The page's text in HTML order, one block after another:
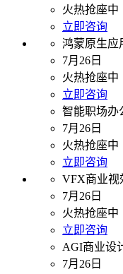
火热抢座中
立即咨询
鸿蒙原生应
7月26日
火热抢座中
立即咨询
智能职场办
7月26日
火热抢座中
立即咨询
VFX商业视
7月26日
火热抢座中
立即咨询
AGI商业设
7月26日